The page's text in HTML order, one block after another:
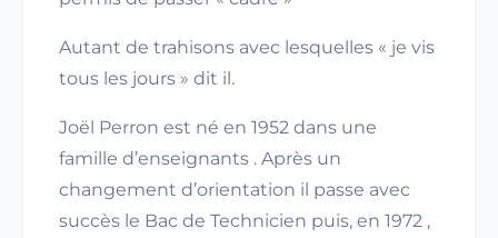
Autant de trahisons avec lesquelles « je vis
tous les jours » dit il.
Joël Perron est né en 1952 dans une
famille d’enseignants . Après un
changement d’orientation il passe avec
succès le Bac de Technicien puis, en 1972 ,